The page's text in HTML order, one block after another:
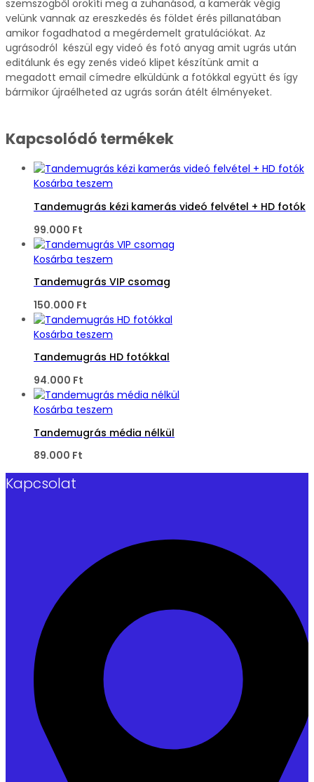
szemszögből örökíti meg a zuhanásod, a kamerák végig
velünk vannak az ereszkedés és földet érés pillanatában
amikor fogadhatod a megérdemelt gratulációkat. Az
ugrásodról készül egy videó és fotó anyag amit ugrás után
editálunk és egy zenés videó klipet készítünk amit a
megadott email címedre elküldünk a fotókkal együtt és így
bármikor újraélheted az ugrás során átélt élményeket.
Kapcsolódó termékek
Kosárba teszem
Tandemugrás kézi kamerás videó felvétel + HD fotók
99.000 Ft
Kosárba teszem
Tandemugrás VIP csomag
150.000 Ft
Kosárba teszem
Tandemugrás HD fotókkal
94.000 Ft
Kosárba teszem
Tandemugrás média nélkül
89.000 Ft
Kapcsolat